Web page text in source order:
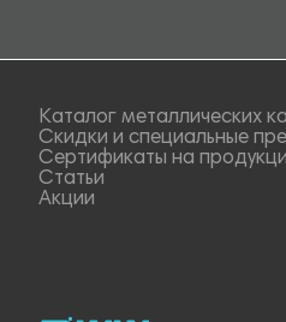
Каталог металлических
Скидки и специальные
Сертификаты на
Статьи
Акции